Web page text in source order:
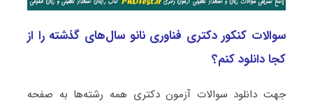
سوالات کنکور دکتری فناوری نانو سال‌های گذشته را از
کجا دانلود کنم؟
جهت دانلود سوالات آزمون دکتری همه رشته‌ها به صفحه